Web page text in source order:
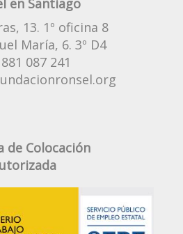
13. 1º oficina 8
María, 6. 3º D4
087 241
de Colocación